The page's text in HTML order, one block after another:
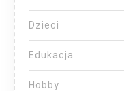
Dzieci
Edukacja
Hobby